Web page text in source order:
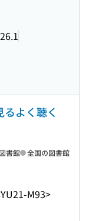
よく聴く
M93>
書館 全国の図書館